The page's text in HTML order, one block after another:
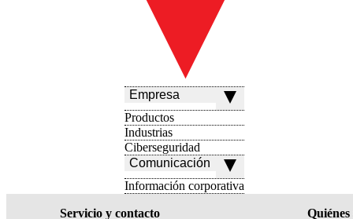
Empresa
Productos
Industrias
Ciberseguridad
Comunicación
Información corporativa
Servicio y contacto Quiénes